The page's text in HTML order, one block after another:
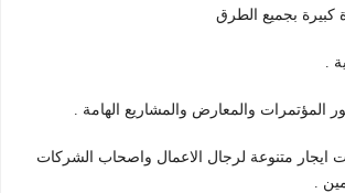
كبيرة بجميع الطرق
.
المؤتمرات والمعارض والمشاريع الهامة .
ايجار متنوعة لرجال الاعمال واصحاب الشركات
.